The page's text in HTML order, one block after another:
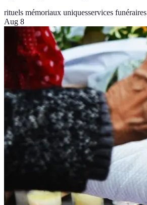
rituels mémoriaux uniquesservices funéraires
Aug 8